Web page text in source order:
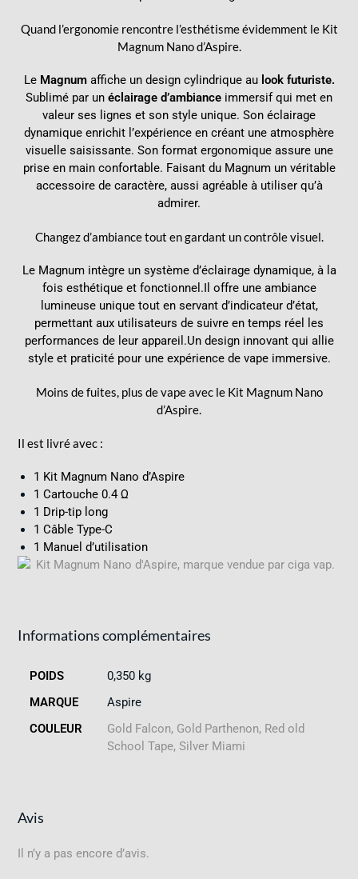
Quand l’ergonomie rencontre l’esthétisme évidemment le Kit
Magnum Nano d’Aspire.
Le Magnumaffiche un design cylindrique au look futuriste.
Sublimé par un éclairage d’ambiance immersif qui met en
valeur ses lignes et son style unique. Son éclairage
dynamique enrichit l’expérience en créant une atmosphère
visuelle saisissante. Son format ergonomique assure une
prise en main confortable. Faisant du Magnum un véritable
accessoire de caractère, aussi agréable à utiliser qu’à
admirer.
Changez d’ambiance tout en gardant un contrôle visuel.
Le Magnum intègre un système d’éclairage dynamique, à la
fois esthétique et fonctionnel.Il offre une ambiance
lumineuse unique tout en servant d’indicateur d’état,
permettant aux utilisateurs de suivre en temps réel les
performances de leur appareil.Un design innovant qui allie
style et praticité pour une expérience de vape immersive.
Moins de fuites, plus de vape avec le Kit Magnum Nano
d’Aspire.
Il est livré avec :
1 Kit Magnum Nano d’Aspire
1 Cartouche 0.4 Ω
1 Drip-tip long
1 Câble Type-C
1 Manuel d’utilisation
Informations complémentaires
POIDS
0,350 kg
MARQUE
Aspire
COULEUR
Gold Falcon, Gold Parthenon, Red old
School Tape, Silver Miami
Avis
Il n’y a pas encore d’avis.